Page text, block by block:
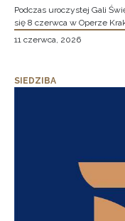
Podczas uroczystej Gali
się 8 czerwca w Operze
11 czerwca, 2026
SIEDZIBA